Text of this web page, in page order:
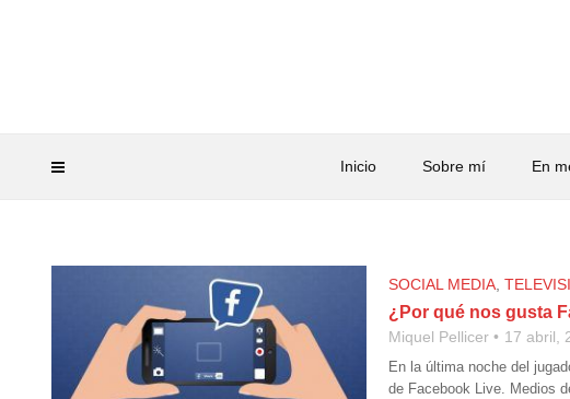
Inicio Sobre mí En
SOCIAL MEDIA
¿Por qué nos gusta
Miquel Pellicer 17 abril,
En la última noche del
de Facebook Live. Medios